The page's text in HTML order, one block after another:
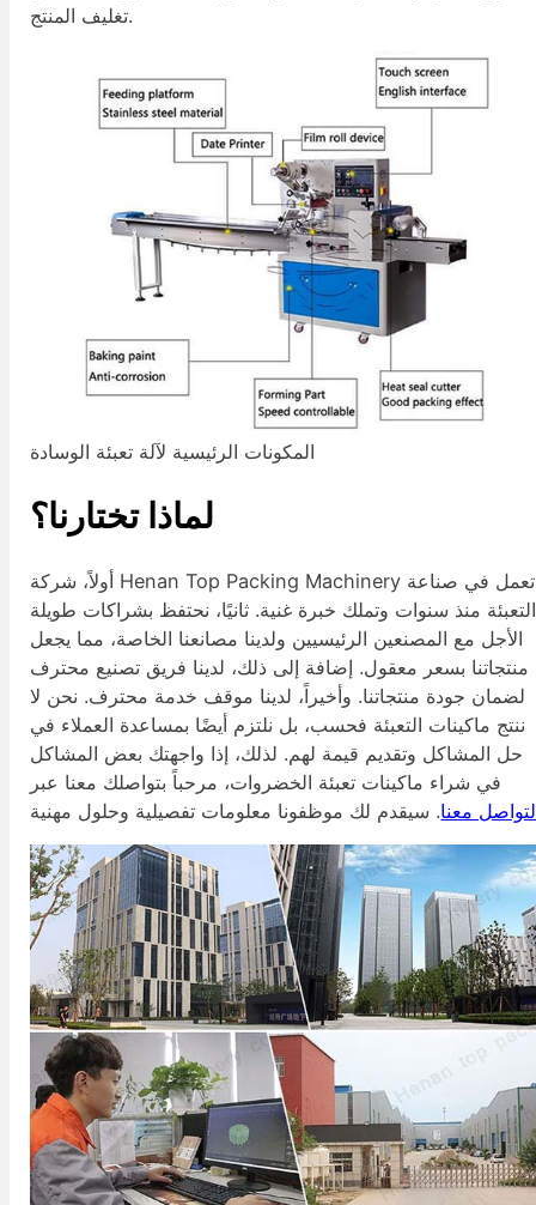
تغليف المنتج.
المكونات الرئيسية لآلة تعبئة الوسادة
لماذا تختارنا؟
أولاً، شركة Henan Top Packing Machinery تعمل في صناعة
التعبئة منذ سنوات وتملك خبرة غنية. ثانيًا، نحتفظ بشراكات طويلة
الأجل مع المصنعين الرئيسيين ولدينا مصانعنا الخاصة، مما يجعل
منتجاتنا بسعر معقول. إضافة إلى ذلك، لدينا فريق تصنيع محترف
لضمان جودة منتجاتنا. وأخيراً، لدينا موقف خدمة محترف. نحن لا
ننتج ماكينات التعبئة فحسب، بل نلتزم أيضًا بمساعدة العملاء في
حل المشاكل وتقديم قيمة لهم. لذلك، إذا واجهتك بعض المشاكل
في شراء ماكينات تعبئة الخضروات، مرحباً بتواصلك معنا عبر
معنا